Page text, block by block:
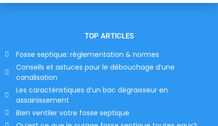
TOP ARTICLES
Fosse septique: réglementation & normes
Conseils et astuces pour le débouchage d’une
canalisation
Les caractéristiques d’un bac dégraisseur en
assainissement
Bien ventiler votre fosse septique